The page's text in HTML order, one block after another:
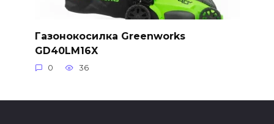
Газонокосилка Greenworks
GD40LM16X
0 36